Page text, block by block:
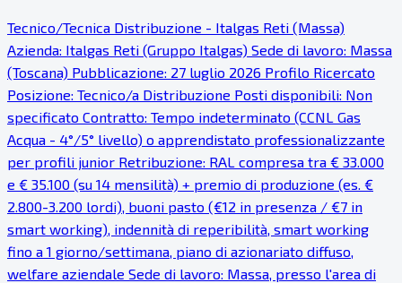
Tecnico/Tecnica Distribuzione - Italgas Reti (Massa)
Azienda: Italgas Reti (Gruppo Italgas) Sede di lavoro: Massa
(Toscana) Pubblicazione: 27 luglio 2026 Profilo Ricercato
Posizione: Tecnico/a Distribuzione Posti disponibili: Non
specificato Contratto: Tempo indeterminato (CCNL Gas
Acqua - 4°/5° livello) o apprendistato professionalizzante
per profili junior Retribuzione: RAL compresa tra € 33.000
e € 35.100 (su 14 mensilità) + premio di produzione (es. €
2.800-3.200 lordi), buoni pasto (€12 in presenza / €7 in
smart working), indennità di reperibilità, smart working
fino a 1 giorno/settimana, piano di azionariato diffuso,
welfare aziendale Sede di lavoro: Massa, presso l'area di